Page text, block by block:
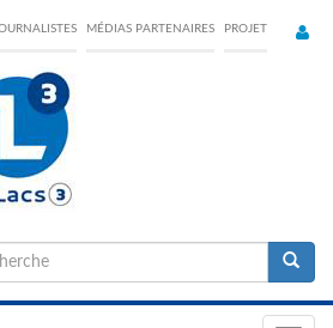
MÉDIAS PARTENAIRES PROJET